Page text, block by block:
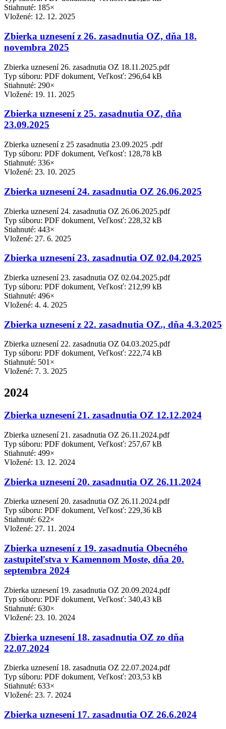
Stiahnuté: 185×
Vložené: 12. 12. 2025
Zbierka uznesení z 26. zasadnutia OZ, dňa 18.
novembra 2025
Zbierka uznesení 26. zasadnutia OZ 18.11.2025.pdf
Typ súboru: PDF dokument, Veľkosť: 296,64 kB
Stiahnuté: 290×
Vložené: 19. 11. 2025
Zbierka uznesení z 25. zasadnutia OZ, dňa
23.09.2025
Zbierka uznesení z 25 zasadnutia 23.09.2025 .pdf
Typ súboru: PDF dokument, Veľkosť: 128,78 kB
Stiahnuté: 336×
Vložené: 23. 10. 2025
Zbierka uznesení 24. zasadnutia OZ 26.06.2025
Zbierka uznesení 24. zasadnutia OZ 26.06.2025.pdf
Typ súboru: PDF dokument, Veľkosť: 228,32 kB
Stiahnuté: 443×
Vložené: 27. 6. 2025
Zbierka uznesení 23. zasadnutia OZ 02.04.2025
Zbierka uznesení 23. zasadnutia OZ 02.04.2025.pdf
Typ súboru: PDF dokument, Veľkosť: 212,99 kB
Stiahnuté: 496×
Vložené: 4. 4. 2025
Zbierka uznesení z 22. zasadnutia OZ., dňa 4.3.2025
Zbierka uznesení 22. zasadnutia OZ 04.03.2025.pdf
Typ súboru: PDF dokument, Veľkosť: 222,74 kB
Stiahnuté: 501×
Vložené: 7. 3. 2025
2024
Zbierka uznesení 21. zasadnutia OZ 12.12.2024
Zbierka uznesení 21. zasadnutia OZ 26.11.2024.pdf
Typ súboru: PDF dokument, Veľkosť: 257,67 kB
Stiahnuté: 499×
Vložené: 13. 12. 2024
Zbierka uznesení 20. zasadnutia OZ 26.11.2024
Zbierka uznesení 20. zasadnutia OZ 26.11.2024.pdf
Typ súboru: PDF dokument, Veľkosť: 229,36 kB
Stiahnuté: 622×
Vložené: 27. 11. 2024
Zbierka uznesení z 19. zasadnutia Obecného
zastupiteľstva v Kamennom Moste, dňa 20.
septembra 2024
Zbierka uznesení 19. zasadnutia OZ 20.09.2024.pdf
Typ súboru: PDF dokument, Veľkosť: 340,43 kB
Stiahnuté: 630×
Vložené: 23. 10. 2024
Zbierka uznesení 18. zasadnutia OZ zo dňa
22.07.2024
Zbierka uznesení 18. zasadnutia OZ 22.07.2024.pdf
Typ súboru: PDF dokument, Veľkosť: 203,53 kB
Stiahnuté: 633×
Vložené: 23. 7. 2024
Zbierka uznesení 17. zasadnutia OZ 26.6.2024